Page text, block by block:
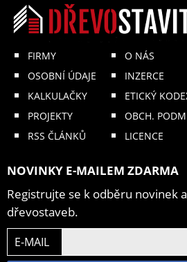
FIRMY
OSOBNÍ ÚDAJE
KALKULAČKY
PROJEKTY
RSS ČLÁNKŮ
O NÁS
INZERCE
ETICKÝ
OBCH.
LICENCE
NOVINKY E-MAILEM ZDARMA
Registrujte se k odběru novinek
dřevostaveb.
E-MAIL